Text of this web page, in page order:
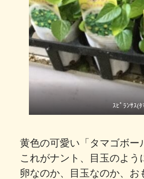
ｽﾋﾟﾗﾝｻｽ(
黄色の可愛い「タマゴボ
これがナント、目玉のよう
卵なのか、目玉なのか、お